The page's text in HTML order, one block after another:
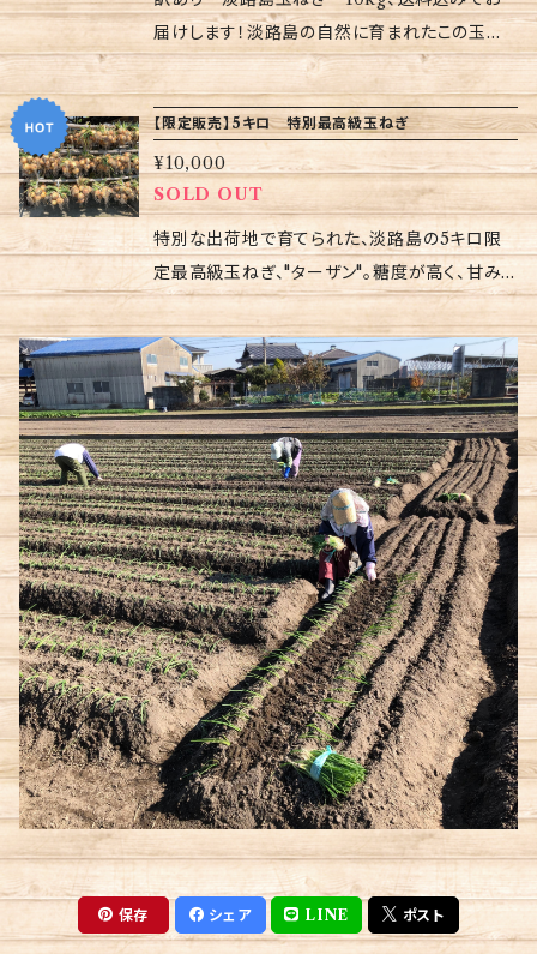
恵みを感じながら、家族や友人と共に囲む食事
がより一層楽しいものになることでしょう。 「タ
ーザン」という名前には、玉ねぎの豊かな旨みが
まるでジャングルを駆け巡るターザンのように、
あなたの味蕾を刺激するという意味が込められ
ています。この素晴らしい味わいを、ぜひご体験く
ださい！ ※玉ねぎは直射日光を避け、風通しの
良い冷暗所で保存してください。
届けします！淡路島の自然に育まれたこの玉ね
ぎは、二等品や小玉が混在していますが、味は一
級品！どんな料理にもぴったりで、あなたの食卓
を豊かに彩ります。 不定期で朝に公開されるこ
の特別な商品は、採れたての新鮮さをそのまま
お届け。炒め物や煮物、サラダなど、さまざまな
料理に使えて、どんな家庭でも大活躍します。子
どもから大人まで、みんなに愛される味わいが
魅力です。 訳ありとはいえ、その味わいは折り紙
付き。淡路島の自然が育んだ旨みと甘みを、ぜひ
お楽しみください。この玉ねぎがあれば、料理の
幅が広がり、食事の時間がさらに楽しくなること
間違いなしです！ ※玉ねぎは風通しの良い冷暗
所で保存してください。
【限定販売】5キロ 特別最高級玉ねぎ
¥10,000
SOLD OUT
特別な出荷地で育てられた、淡路島の5キロ限
定最高級玉ねぎ、"ターザン"。糖度が高く、甘み
が豊富なこの玉ねぎは、そのジューシーな食感
と旨味で人気を誇ります。料理に使うだけでな
く、生でも美味しく召し上がれます。 淡路島の自
然豊かな環境で育った玉ねぎは、その品質の高
さから厳選されて限定的に販売されています。地
元農家の愛情をたっぷり注いで成長された一粒
一粒が、贅沢な味わいを約束します。 "ターザ
ン"という名前には、玉ねぎの旨みがジャングル
を駆け巡るターザンのように、あなたの味蕾を刺
激するという意味が込められています。この極上
の味わいをぜひお楽しみください。 ※購入後は
冷暗所にて保管ください。
保存 シェア LINE ポスト